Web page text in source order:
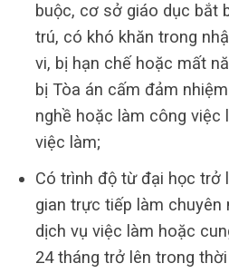
buộc, cơ sở giáo dục bắt
trú, có khó khăn trong
vi, bị hạn chế hoặc mất
bị Tòa án cấm đảm
nghề hoặc làm công việc
việc làm;
Có trình độ từ đại học trở
gian trực tiếp làm chuyên
dịch vụ việc làm hoặc
24 tháng trở lên trong